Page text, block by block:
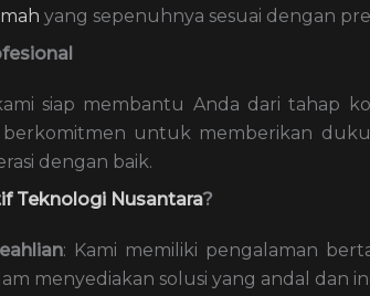
yang sepenuhnya sesuai dengan
siap membantu Anda dari tahap
berkomitmen untuk memberikan
dengan baik.
Teknologi Nusantara?
: Kami memiliki pengalaman
menyediakan solusi yang andal dan